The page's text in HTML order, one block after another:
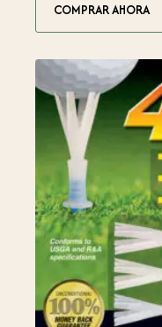
COMPRAR AHORA